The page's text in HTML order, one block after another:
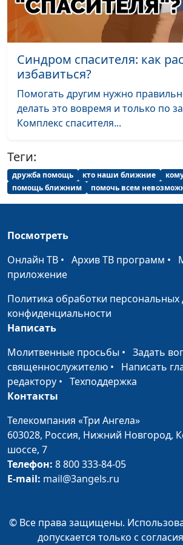
хорошее в любое
время?
Чипчар, психолог
зрения - как
обсуждать?
Чипчар, психолог
На тебя кричат -
как реагировать?
Юлия Синицына,
Чипчар, психолог
знаешь
Молитва за
других —
Дмитрий Булатов,
Как мы молимся
в тяжелые
времена?
практической
Синдром спасителя: как
избавиться?
Помогать другим нужно
делать это вовремя и только по
Комплекс спасителя...
Теги:
дружба помощь кто наши ближние
помощь ближним
помочь всем
Посмотреть
Онлайн ТВ • Архив ТВ программ •
приложение
Политика обработки персональных
конфиденциальности
Написать
Молитвенные просьбы • Задать
священнослужителю • Написать
редактору • Техподдержка
Контакты
Телекомпания «Три Ангела»
603028, Россия, Нижний Новгород,
шоссе, 7
Телефон: 8 800 333-84-05
E-mail: mail@3angels.ru
© Все права защищены.
допускается только с